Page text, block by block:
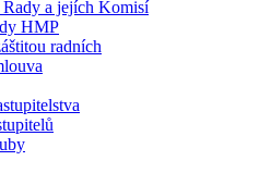
Rady a jejích Komisí
HMP
radních